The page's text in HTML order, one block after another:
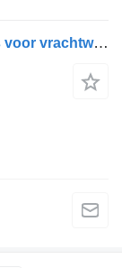
BPW HSF 9010 ECO-P 27.58.743.984 as voor vrachtwagen